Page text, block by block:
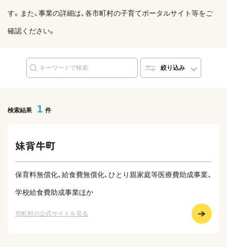
す。また、事業の詳細は、各市町村の子育てポータルサイト等をご
確認ください。
絞り込み
検索結果 1 件
妹背牛町
保育料無償化、給食費無償化、ひとり親家庭等医療費助成事業、
学校給食費助成事業ほか
市町村の公式サイトを見る